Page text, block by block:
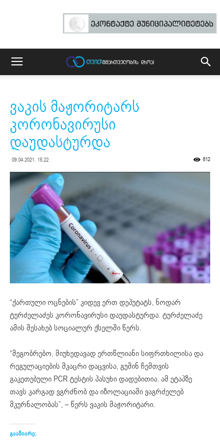
ვაკის მაჟორიტარს
კორონავირუსი
დაუდასტურდა
09.04.2021. 15:22 812
“ქართული ოცნების” კიდევ ერთ დეპუტატს, ნოდარ
ტურძელაძეს კორონავირუსი დაუდასტურდა. ტურძელაძე
ამის შესახებ სოციალურ ქსელში წერს.
“მეგობრებო, მიუხედავად ერთწლიანი სიფრთხილისა და
რეგულაციების მკაცრი დაცვისა, გუშინ ჩემთვის
გაკეთებული PCR ტესტის პასუხი დადებითია. ამ ეტაპზე
თავს კარგად ვგრძნობ და იზოლაციაში ვაგრძელებ
მკურნალობას”, – წერს ვაკის მაჟორიტარი.
გააზიარე: